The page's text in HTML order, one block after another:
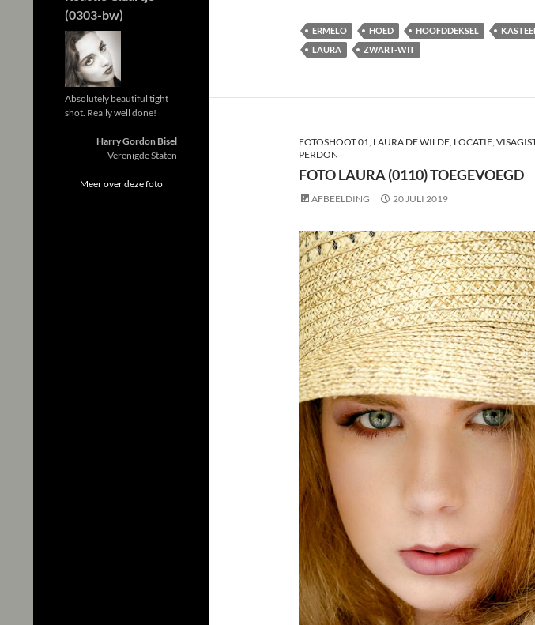
ERMELO HOED HOOFDDEKSEL
LAURA
ZWART-WIT
FOTOSHOOT 01 LAURA DE WILDE LOCATIE
PERDON
FOTO LAURA (0110) TOEGEVOEGD
AFBEELDING 20 JULI 2019
(0303-bw)
Absolutely beautiful tight
shot. Really well done!
Harry Gordon Bisel
Verenigde Staten
Meer over deze foto